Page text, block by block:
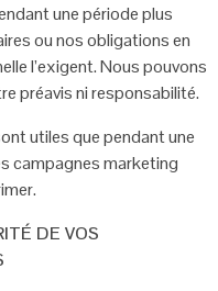
une période plus
ou nos obligations en
l’exigent. Nous pouvons
préavis niresponsabilité.
utiles que pendant une
campagnes marketing
DE VOS